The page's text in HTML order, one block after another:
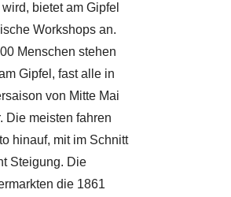
bietet am Gipfel
Workshops an.
Menschen stehen
Gipfel, fast alle in
von Mitte Mai
Die meisten fahren
hinauf, mit im Schnitt
Steigung. Die
die 1861